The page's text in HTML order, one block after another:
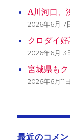
A川河口、
2026年6月17
クロダイ
2026年6月13
宮城県もク
2026年6月11日
最近のコメン